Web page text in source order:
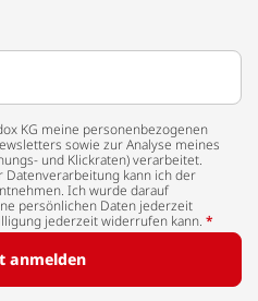
KG meine personenbezogenen
sowie zur Analyse meines
und Klickraten) verarbeitet.
kann ich der
Ich wurde darauf
persönlichen Daten jederzeit
jederzeit widerrufen kann. *
anmelden